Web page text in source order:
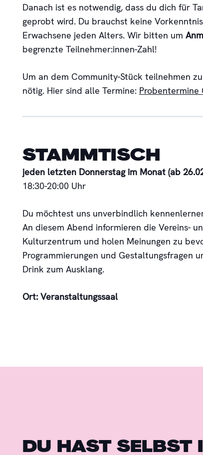
Danach ist es notwendig, dass du dich für
geprobt wird. Du brauchst keine
Erwachsene jeden Alters. Wir bitten um
begrenzte Teilnehmer:innen-Zahl!
Um an dem Community-Stück teilnehmen
nötig. Hier sind alle Termine: Probentermine
STAMMTISCH
jeden letzten Donnerstag im Monat (ab
18:30-20:00 Uhr
Du möchtest uns unverbindlich
An diesem Abend informieren die Vereins-
Kulturzentrum und holen Meinungen zu
Programmierungen und Gestaltungsfragen
Drink zum Ausklang.
Ort: Veranstaltungssaal
DU HAST SELBST